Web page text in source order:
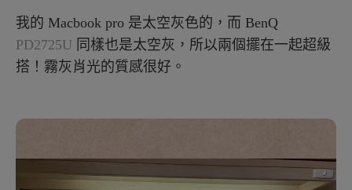
我的 Macbook pro 是太空灰色的，而 BenQ
PD2725U 同樣也是太空灰，所以兩個擺在一起超級
搭！霧灰肖光的質感很好。